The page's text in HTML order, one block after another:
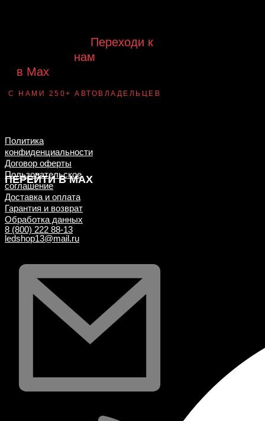
Переходи к
нам
в Max
С НАМИ 250+ АВТОВЛАДЕЛЬЦЕВ
ПЕРЕЙТИ В MAX
Политика
конфиденциальности
Договор оферты
Пользовательское
соглашение
Доставка и оплата
Гарантия и возврат
Обработка данных
8 (800) 222 88-13
ledshop13@mail.ru